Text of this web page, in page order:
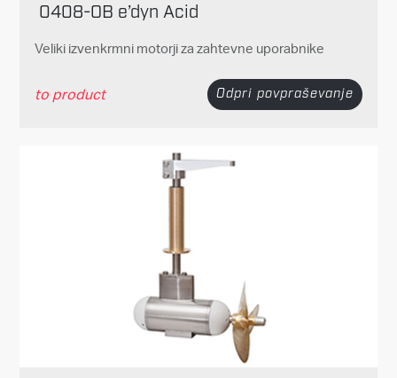
0408-OB e’dyn Acid
Veliki izvenkrmni motorji za zahtevne uporabnike
to product Odpri povpraševanje